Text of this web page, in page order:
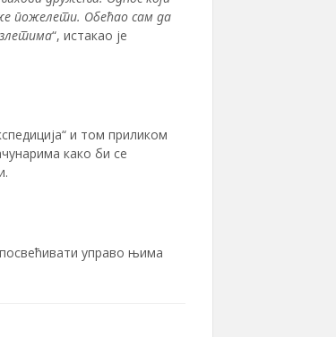
пожелети. Обећао сам да
“, истакао је
и том приликом
како би се
управо њима